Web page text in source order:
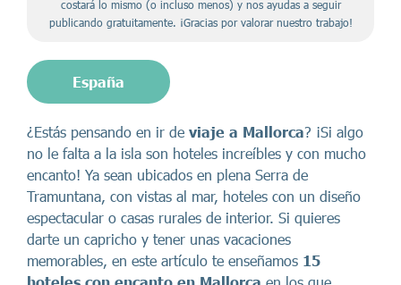
costará lo mismo (o incluso menos) y nos ayudas a seguir
publicando gratuitamente. ¡Gracias por valorar nuestro trabajo!
España
¿Estás pensando en ir de viaje a Mallorca? ¡Si algo
no le falta a la isla son hoteles increíbles y con mucho
encanto! Ya sean ubicados en plena Serra de
Tramuntana, con vistas al mar, hoteles con un diseño
espectacular o casas rurales de interior. Si quieres
darte un capricho y tener unas vacaciones
memorables, en este artículo te enseñamos 15